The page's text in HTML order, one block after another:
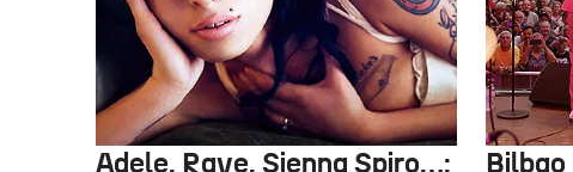
Adele, Raye, Sienna Spiro…: